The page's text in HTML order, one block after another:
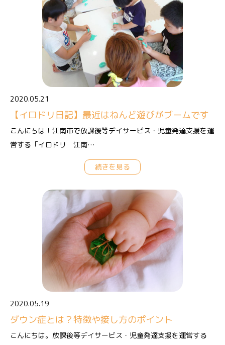
2020.05.21
【イロドリ日記】最近はねんど遊びがブームです
こんにちは！江南市で放課後等デイサービス・児童発達支援を運
営する「イロドリ 江南…
続きを見る
2020.05.19
ダウン症とは？特徴や接し方のポイント
こんにちは。放課後等デイサービス・児童発達支援を運営する